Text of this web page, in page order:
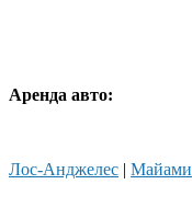
Аренда авто:
Лос-Анджелес | Майами